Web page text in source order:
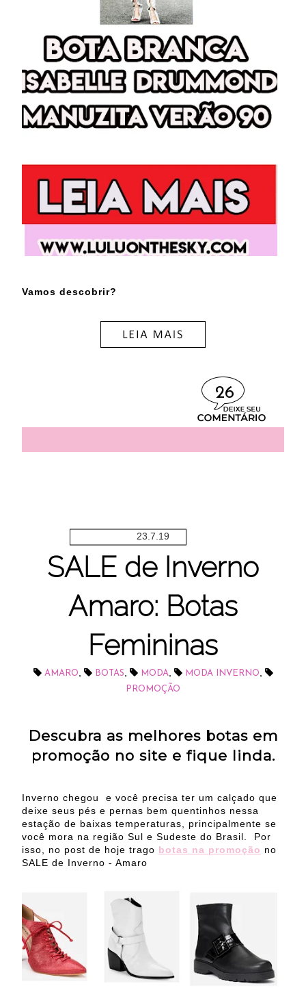
Vamos descobrir?
26
23.7.19
SALE de Inverno
Amaro: Botas
Femininas
AMARO BOTAS MODA MODA INVERNO
PROMOÇÃO
Descubra as melhores botas em
promoção no site e fique linda.
Inverno chegou
e você precisa ter um calçado que
deixe seus pés e pernas bem quentinhos nessa
estação de baixas temperaturas, principalmente se
você mora na região Sul e Sudeste do Brasil.
Por
isso, no post de hoje trago botas na promoção no
SALE de Inverno - Amaro